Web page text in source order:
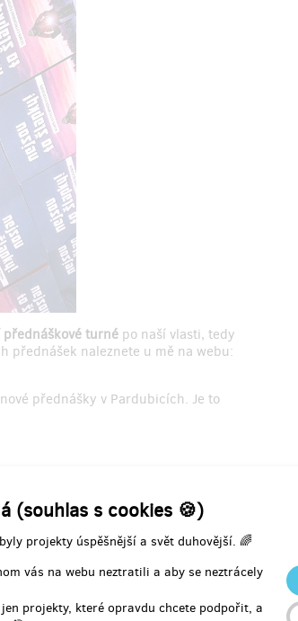
(souhlas s cookies 🍪)
projekty úspěšnější a svět duhovější. 🌈
vás na webu neztratili a aby se neztrácely
projekty, které opravdu chcete podpořit, a
turné po naší vlasti, tedy
přednášek naleznete u mě na webu:
přednášky v Pardubicích. Je to
kde po našem příjezdu započne
i v družstvech (v týmech je to